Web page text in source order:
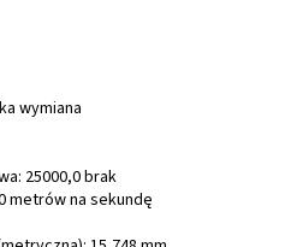
wymiana
25000,0 brak
metrów na sekundę